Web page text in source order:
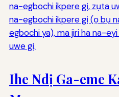
na-egbochi ikpere gị, zụta
na-egbochi ikpere gị (ọ bụ
egbochi ya), ma jiri ha na-
uwe gị.
Ihe Ndị Ga-eme